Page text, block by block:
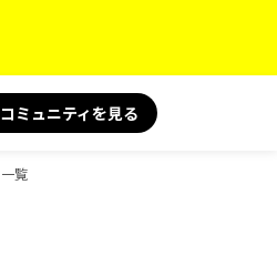
コミュニティを見る
覧